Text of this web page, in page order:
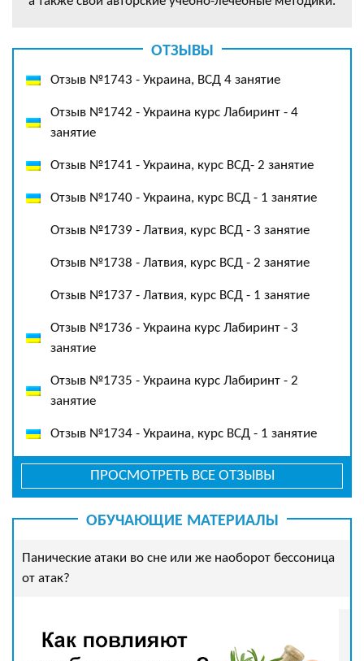
ОТЗЫВЫ
Отзыв №1743 - Украина, ВСД 4 занятие
Отзыв №1742 - Украина курс Лабиринт - 4
занятие
Отзыв №1741 - Украина, курс ВСД- 2 занятие
Отзыв №1740 - Украина, курс ВСД - 1 занятие
Отзыв №1739 - Латвия, курс ВСД - 3 занятие
Отзыв №1738 - Латвия, курс ВСД - 2 занятие
Отзыв №1737 - Латвия, курс ВСД - 1 занятие
Отзыв №1736 - Украина курс Лабиринт - 3
занятие
Отзыв №1735 - Украина курс Лабиринт - 2
занятие
Отзыв №1734 - Украина, курс ВСД - 1 занятие
ПРОСМОТРЕТЬ ВСЕ ОТЗЫВЫ
ОБУЧАЮЩИЕ МАТЕРИАЛЫ
Панические атаки во сне или же наоборот бессоница
от атак?